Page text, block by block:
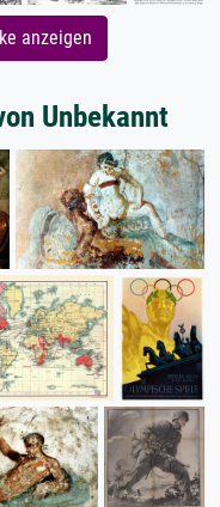
anzeigen
Unbekannt